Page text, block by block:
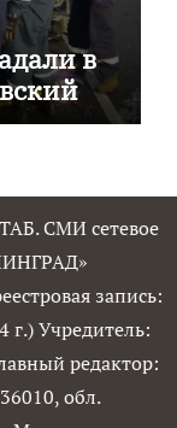
в
СМИ сетевое
запись:
Учредитель:
редактор:
обл.